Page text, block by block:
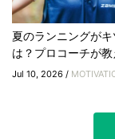
夏のランニングがキ
は？プロコーチが
Jul 10, 2026 /